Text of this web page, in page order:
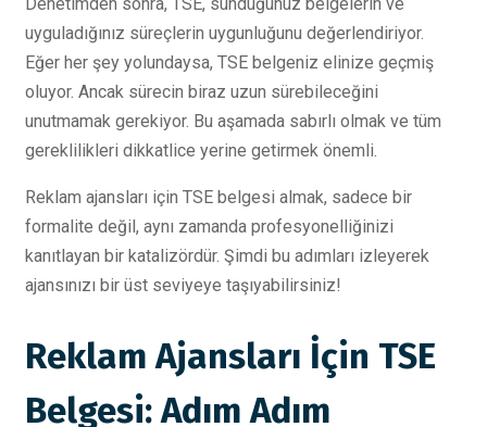
uyguladığınız süreçlerin uygunluğunu değerlendiriyor.
Eğer her şey yolundaysa, TSE belgeniz elinize geçmiş
oluyor. Ancak sürecin biraz uzun sürebileceğini
unutmamak gerekiyor. Bu aşamada sabırlı olmak ve tüm
gereklilikleri dikkatlice yerine getirmek önemli.
Reklam ajansları için TSE belgesi almak, sadece bir
formalite değil, aynı zamanda profesyonelliğinizi
kanıtlayan bir katalizördür. Şimdi bu adımları izleyerek
ajansınızı bir üst seviyeye taşıyabilirsiniz!
Reklam Ajansları İçin TSE
Belgesi: Adım Adım